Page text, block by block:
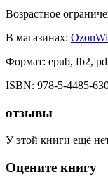
Возрастное
В магазинах: Ozon
Формат: epub, fb2,
ISBN: 978-5-4485-
отзывы
У этой книги ещё
Оцените книгу